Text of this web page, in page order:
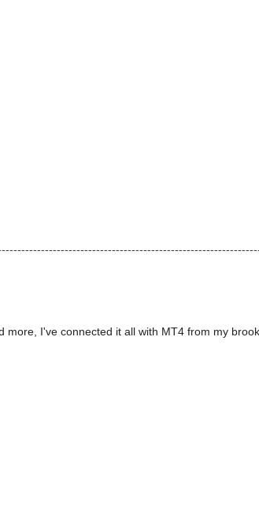
I've connected it all with MT4 from my